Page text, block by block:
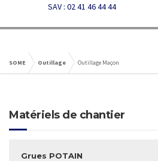
SAV : 02 41 46 44 44
SOME Outillage Outillage Maçon
Matériels de chantier
Grues POTAIN